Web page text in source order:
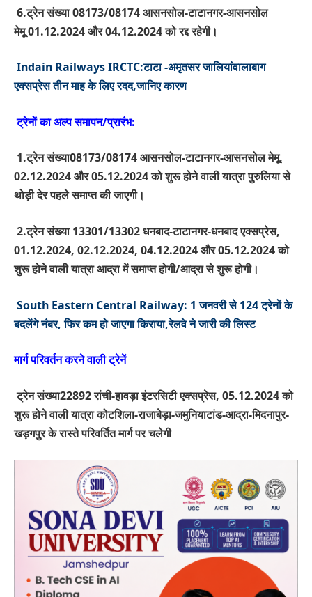
6.ट्रेन संख्या08173/08174आसनसोल-टाटानगर-आसनसोल
मेमू01.12.2024और04.12.2024को रद्द रहेगी।
Indain Railways IRCTC:टाटा -अमृतसर जालियांवालाबाग
एक्सप्रेस तीन माह के लिए रदद,जानिए कारण
ट्रेनों का अल्प समापन/प्रारंभ:
1.ट्रेन संख्या08173/08174आसनसोल-टाटानगर-आसनसोल मेमू,
02.12.2024और05.12.2024को शुरू होने वाली यात्रा पुरुलिया से
थोड़ी देर पहले समाप्त की जाएगी।
2.ट्रेन संख्या 13301/13302धनबाद-टाटानगर-धनबाद एक्सप्रेस,
01.12.2024, 02.12.2024, 04.12.2024और05.12.2024को
शुरू होने वाली यात्रा आद्रा में समाप्त होगी/आद्रा से शुरू होगी।
South Eastern Central Railway: 1 जनवरी से 124 ट्रेनों के
बदलेंगे नंबर, फिर कम हो जाएगा किराया,रेलवे ने जारी की लिस्ट
मार्ग परिवर्तन करने वाली ट्रेनें
ट्रेन संख्या22892रांची-हावड़ा इंटरसिटी एक्सप्रेस, 05.12.2024को
शुरू होने वाली यात्रा कोटशिला-राजाबेड़ा-जमुनियाटांड-आद्रा-मिदनापुर-
खड़गपुर के रास्ते परिवर्तित मार्ग पर चलेगी